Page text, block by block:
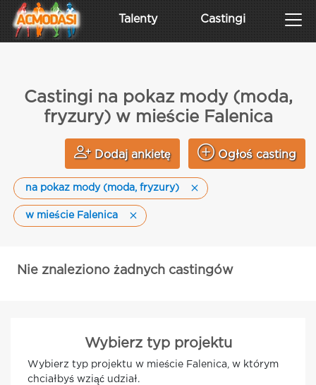
Talenty Castingi
Castingi na pokaz mody (moda,
fryzury) w mieście Falenica
Dodaj ankietę Ogłoś casting
na pokaz mody (moda, fryzury)
w mieście Falenica
Nie znaleziono żadnych castingów
Wybierz typ projektu
Wybierz typ projektu w mieście Falenica, w którym
chciałbyś wziąć udział.